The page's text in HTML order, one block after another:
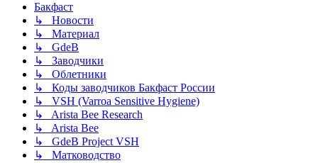
Бакфаст
↳ Новости
↳ Материал
↳ GdeB
↳ Заводчики
↳ Облетники
↳ Коды заводчиков Бакфаст России
↳ VSH (Varroa Sensitive Hygiene)
↳ Arista Bee Research
↳ Arista Bee
↳ GdeB Project VSH
↳ Матководство